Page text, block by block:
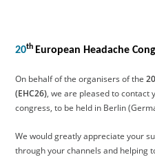
20th European Headache
On behalf of the organisers of the
(EHC26), we are pleased to contact
congress, to be held in Berlin
We would greatly appreciate your
through your channels and helping